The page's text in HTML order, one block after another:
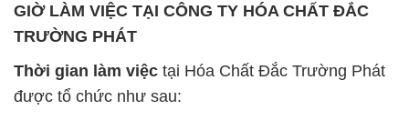
GIỜ LÀM VIỆC TẠI CÔNG TY HÓA CHẤT ĐẮC
TRƯỜNG PHÁT
Thời gian làm việc tại Hóa Chất Đắc Trường Phát
được tổ chức như sau: